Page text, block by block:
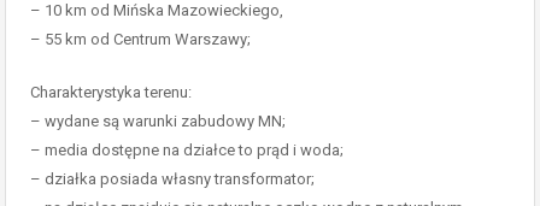
– 10 km od Mińska Mazowieckiego,
– 55 km od Centrum Warszawy;
Charakterystyka terenu:
– wydane są warunki zabudowy MN;
– media dostępne na działce to prąd i woda;
– działka posiada własny transformator;